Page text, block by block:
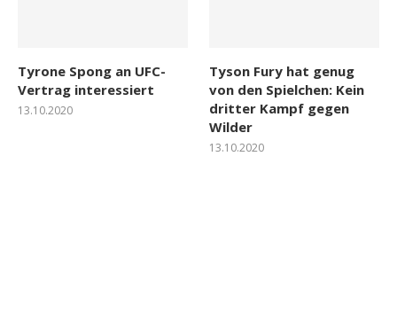
Tyrone Spong an UFC-
Vertrag interessiert
13.10.2020
Tyson Fury hat genug
von den Spielchen: Kein
dritter Kampf gegen
Wilder
13.10.2020